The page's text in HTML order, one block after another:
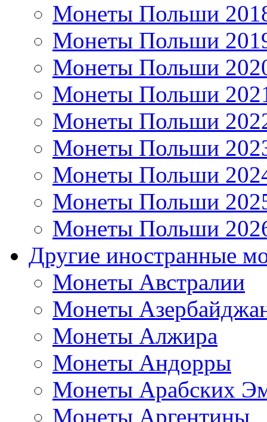
Монеты Польши
Монеты Польши
Монеты Польши
Монеты Польши
Монеты Польши
Монеты Польши
Монеты Польши
Монеты Польши
Монеты Польши
Другие иностранные
Монеты Австралии
Монеты
Монеты Алжира
Монеты Андорры
Монеты Арабских
Монеты Аргентины